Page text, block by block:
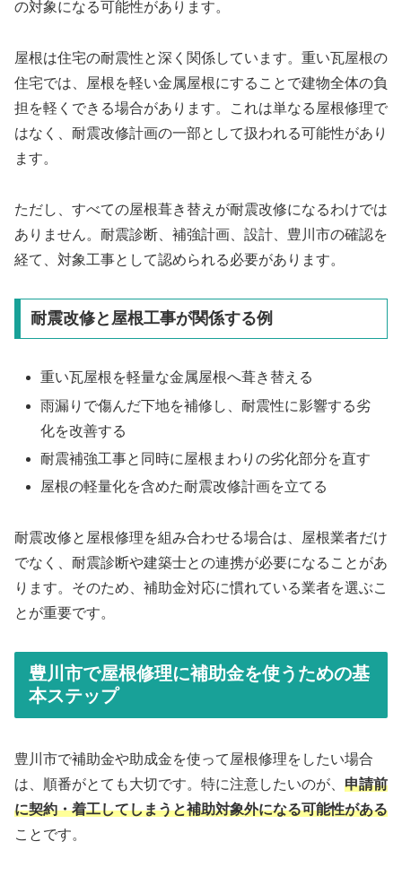
の対象になる可能性があります。
屋根は住宅の耐震性と深く関係しています。重い瓦屋根の
住宅では、屋根を軽い金属屋根にすることで建物全体の負
担を軽くできる場合があります。これは単なる屋根修理で
はなく、耐震改修計画の一部として扱われる可能性があり
ます。
ただし、すべての屋根葺き替えが耐震改修になるわけでは
ありません。耐震診断、補強計画、設計、豊川市の確認を
経て、対象工事として認められる必要があります。
耐震改修と屋根工事が関係する例
重い瓦屋根を軽量な金属屋根へ葺き替える
雨漏りで傷んだ下地を補修し、耐震性に影響する劣
化を改善する
耐震補強工事と同時に屋根まわりの劣化部分を直す
屋根の軽量化を含めた耐震改修計画を立てる
耐震改修と屋根修理を組み合わせる場合は、屋根業者だけ
でなく、耐震診断や建築士との連携が必要になることがあ
ります。そのため、補助金対応に慣れている業者を選ぶこ
とが重要です。
豊川市で屋根修理に補助金を使うための基
本ステップ
豊川市で補助金や助成金を使って屋根修理をしたい場合
は、順番がとても大切です。特に注意したいのが、 申請前
に契約・着工してしまうと補助対象外になる可能性がある
ことです。